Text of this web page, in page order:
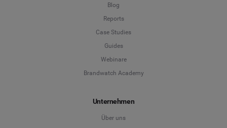
Blog
Reports
Case Studies
Guides
Webinare
Brandwatch Academy
Unternehmen
Über uns